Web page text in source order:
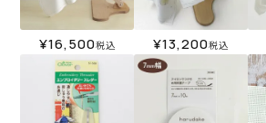
¥16,500税込 ¥13,200税込